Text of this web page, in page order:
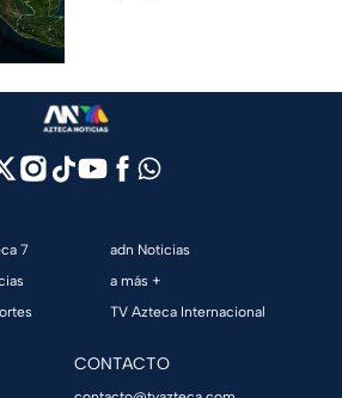
7
adn Noticias
a más +
TV Azteca Internacional
CONTACTO